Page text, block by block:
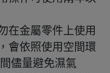
在金屬零件上使用
會依照使用空間環
儘量避免濕氣